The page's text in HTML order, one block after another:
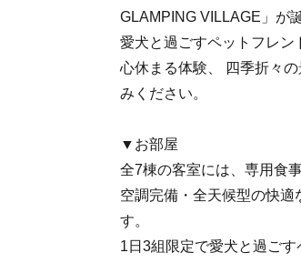
GLAMPING VILLAGE」が
愛犬と過ごすペットフレ
心休まる体験、 四季折々
みください。
▼お部屋
全7棟の客室には、専用食
空調完備・全天候型の快適
す。
1日3組限定で愛犬と過ご